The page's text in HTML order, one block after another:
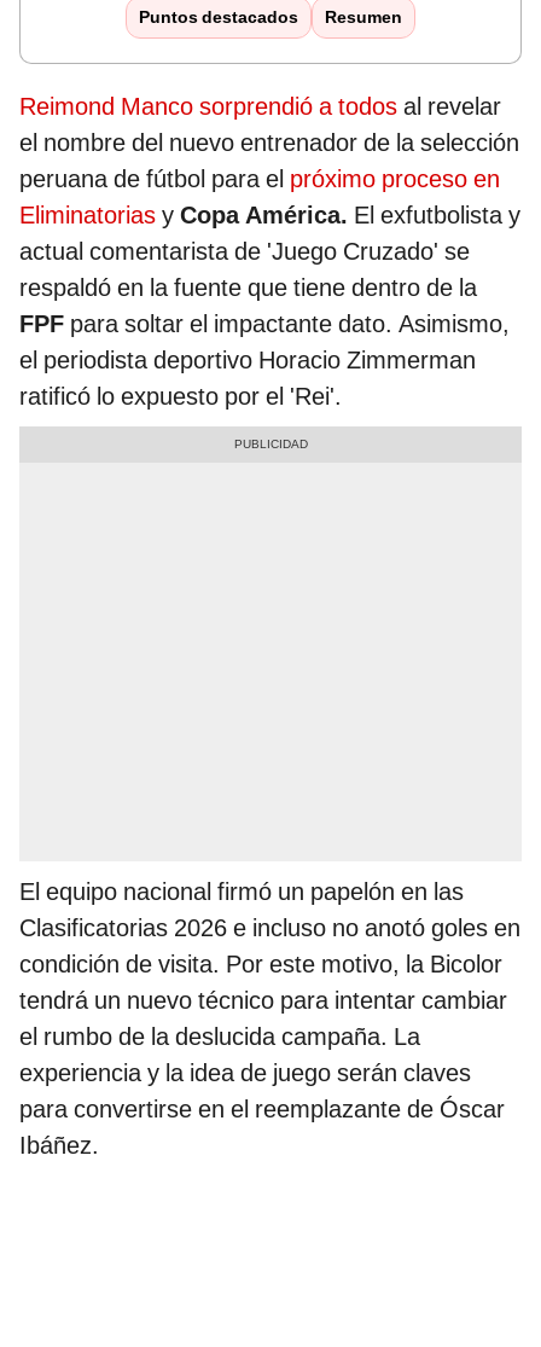
Puntos destacados Resumen
Reimond Manco sorprendió a todos al revelar
el nombre del nuevo entrenador de la selección
peruana de fútbol para el próximo proceso en
Eliminatorias y Copa América. El exfutbolista y
actual comentarista de 'Juego Cruzado' se
respaldó en la fuente que tiene dentro de la
FPF para soltar el impactante dato. Asimismo,
el periodista deportivo Horacio Zimmerman
ratificó lo expuesto por el 'Rei'.
El equipo nacional firmó un papelón en las
Clasificatorias 2026 e incluso no anotó goles en
condición de visita. Por este motivo, la Bicolor
tendrá un nuevo técnico para intentar cambiar
el rumbo de la deslucida campaña. La
experiencia y la idea de juego serán claves
para convertirse en el reemplazante de Óscar
Ibáñez.